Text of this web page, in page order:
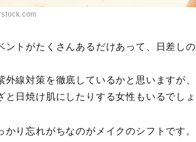
ントがたくさんあるだけあって、日差し
外線対策を徹底しているかと思いますが
と日焼け肌にしたりする女性もいるでしょ
かり忘れがちなのがメイクのシフトです。